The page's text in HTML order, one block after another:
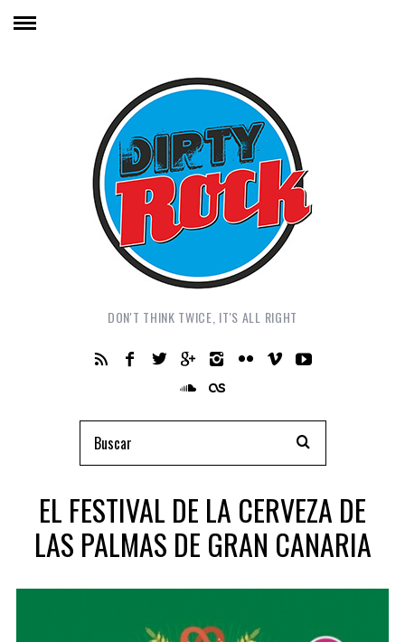
DON'T THINK TWICE, IT'S ALL RIGHT
EL FESTIVAL DE LA CERVEZA DE
LAS PALMAS DE GRAN CANARIA